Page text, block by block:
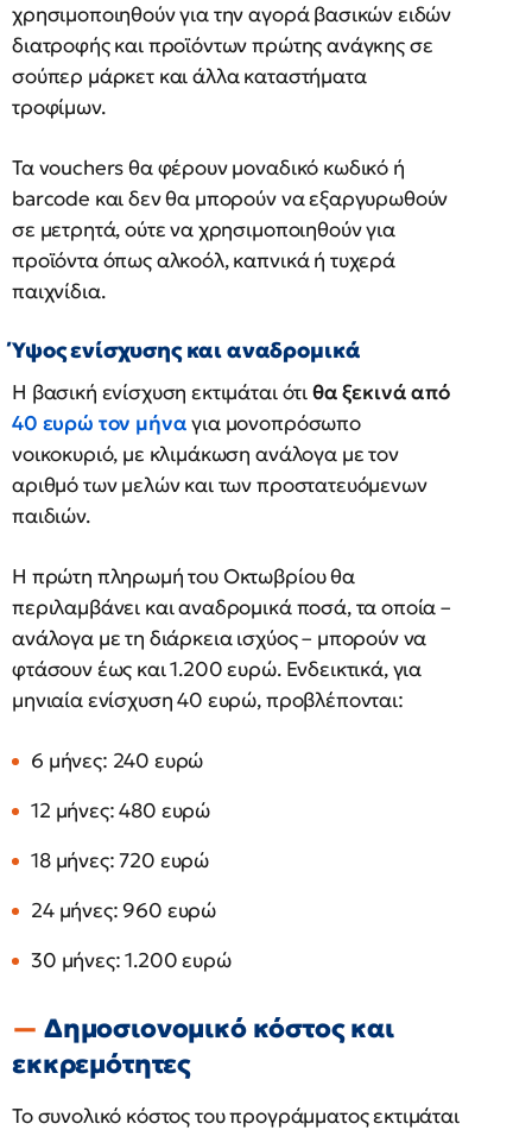
χρησιμοποιηθούν για την αγορά βασικών ειδών
διατροφής και προϊόντων πρώτης ανάγκης σε
σούπερ μάρκετ και άλλα καταστήματα
τροφίμων.
Τα vouchers θα φέρουν μοναδικό κωδικό ή
barcode και δεν θα μπορούν να εξαργυρωθούν
σε μετρητά, ούτε να χρησιμοποιηθούν για
προϊόντα όπως αλκοόλ, καπνικά ή τυχερά
παιχνίδια.
Ύψος ενίσχυσης και αναδρομικά
Η βασική ενίσχυση εκτιμάται ότιθα ξεκινά από
40 ευρώ τον μήναγια μονοπρόσωπο
νοικοκυριό, με κλιμάκωση ανάλογα με τον
αριθμό των μελών και των προστατευόμενων
παιδιών.
Η πρώτη πληρωμή του Οκτωβρίου θα
περιλαμβάνει και αναδρομικά ποσά, τα οποία –
ανάλογα με τη διάρκεια ισχύος – μπορούν να
φτάσουν έως και 1.200 ευρώ. Ενδεικτικά, για
μηνιαία ενίσχυση 40 ευρώ, προβλέπονται:
6 μήνες: 240 ευρώ
12 μήνες: 480 ευρώ
18 μήνες: 720 ευρώ
24 μήνες: 960 ευρώ
30 μήνες: 1.200 ευρώ
Δημοσιονομικό κόστος και
εκκρεμότητες
Το συνολικό κόστος του προγράμματος εκτιμάται